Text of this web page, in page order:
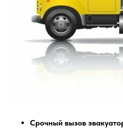
Срочный вызов